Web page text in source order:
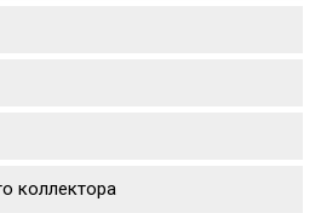
коллектора